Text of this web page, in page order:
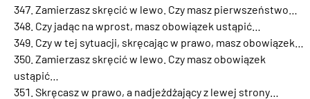
Zamierzasz skręcić w lewo. Czy masz pierwszeństwo…
Czy jadąc na wprost, masz obowiązek ustąpić…
Czy w tej sytuacji, skręcając w prawo, masz obowiązek…
Zamierzasz skręcić w lewo. Czy masz obowiązek
ustąpić…
Skręcasz w prawo, a nadjeżdżający z lewej strony…